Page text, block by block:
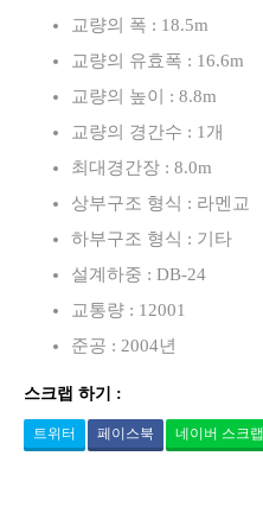
교량의 폭 : 18.5m
교량의 유효폭 : 16.6m
교량의 높이 : 8.8m
교량의 경간수 : 1개
최대경간장 : 8.0m
상부구조 형식 : 라멘교
하부구조 형식 : 기타
설계하중 : DB-24
교통량 : 12001
준공 : 2004년
스크랩 하기 :
트위터 페이스북 네이버 스크랩